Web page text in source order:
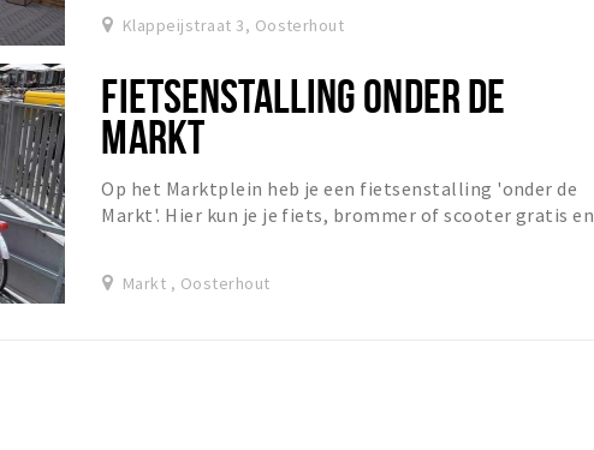
Klappeijstraat 3, Oosterhout
FIETSENSTALLING ONDER DE
MARKT
Op het Marktplein heb je een fietsenstalling 'onder de
Markt'. Hier kun je je fiets, brommer of scooter gratis en
Markt , Oosterhout